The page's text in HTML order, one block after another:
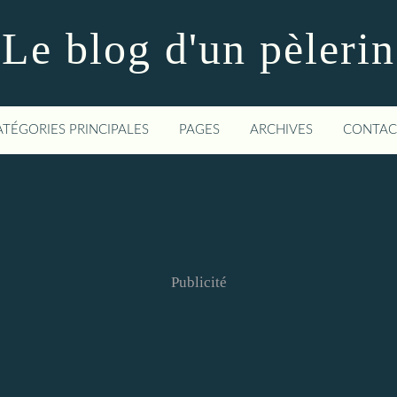
Le blog d'un pèlerin
PRINCIPALES PAGES ARCHIVES
Publicité